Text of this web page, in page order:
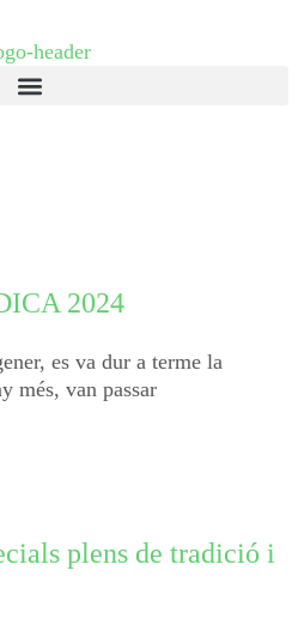
2024
es va dur a terme la
més, van passar
plens de tradició i